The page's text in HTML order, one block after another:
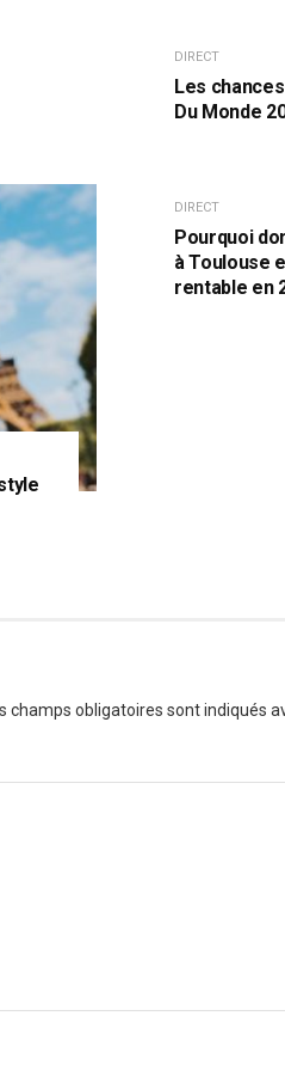
DIRECT
Les
Du Monde
DIRECT
Pourquoi
à Toulouse
rentable en
champs obligatoires sont indiqués